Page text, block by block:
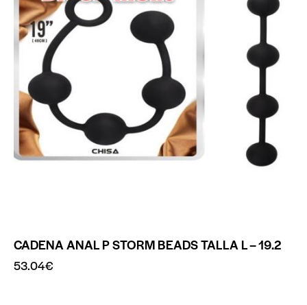
CADENA ANAL P STORM BEADS TALLA L – 19.2
53.04€